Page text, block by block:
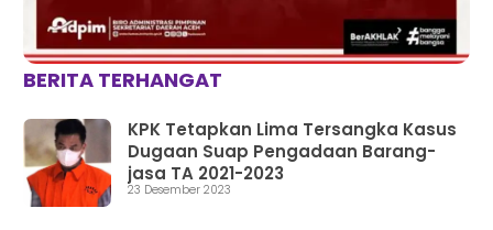
BERITA TERHANGAT
KPK Tetapkan Lima Tersangka Kasus
Dugaan Suap Pengadaan Barang-
jasa TA 2021-2023
23 Desember 2023